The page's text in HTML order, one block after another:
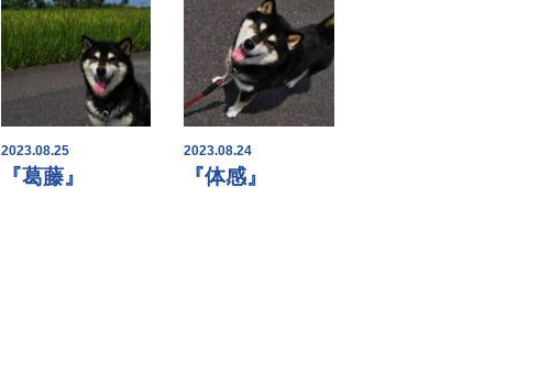
2023.08.25
『葛藤』
2023.08.24
『体感』